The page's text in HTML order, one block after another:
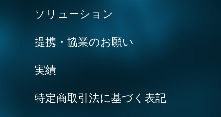
ソリューション
提携・協業のお願い
実績
特定商取引法に基づく表記